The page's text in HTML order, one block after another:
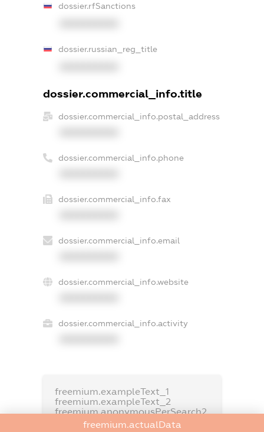
dossier.rfSanctions
dossier.russian_reg_title
dossier.commercial_info.title
dossier.commercial_info.postal_address
dossier.commercial_info.phone
dossier.commercial_info.fax
dossier.commercial_info.email
dossier.commercial_info.website
dossier.commercial_info.activity
freemium.exampleText_1
freemium.exampleText_2
freemium.anonymousPerSearch2
freemium.actualData